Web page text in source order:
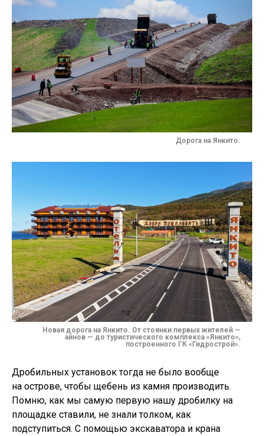
Дорога на Янкито.
Новая дорога на Янкито. От стоянки первых жителей —
айнов — до туристического комплекса «Янкито»,
построенного ГК «Гидрострой».
Дробильных установок тогда не было вообще
на острове, чтобы щебень из камня производить.
Помню, как мы самую первую нашу дробилку на
площадке ставили, не знали толком, как
подступиться. С помощью экскаватора и крана